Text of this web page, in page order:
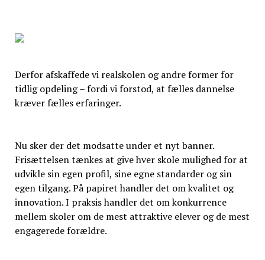
Derfor afskaffede vi realskolen og andre former for
tidlig opdeling – fordi vi forstod, at fælles dannelse
kræver fælles erfaringer.
Nu sker der det modsatte under et nyt banner.
Frisættelsen tænkes at give hver skole mulighed for at
udvikle sin egen profil, sine egne standarder og sin
egen tilgang. På papiret handler det om kvalitet og
innovation. I praksis handler det om konkurrence
mellem skoler om de mest attraktive elever og de mest
engagerede forældre.